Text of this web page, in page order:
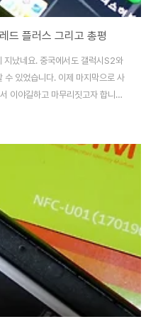
드 플러스 그리고 총평
지났네요. 중국에서도 갤럭시S2와
수 있었습니다. 이제 마지막으로 사
이야길하고 마무리짓고자 합니다.
이드되어 햇빛이 쨍쨍한 실외에서
소비전력도 향상 되었습니다. 아
퍼 아몰레드 플러스로 발전하면서
에서 월등히 좋아졌다는 평들이 많
한계를 탈피한 리얼RGB 스트라